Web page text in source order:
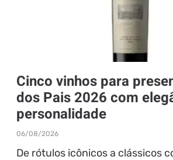
Cinco vinhos para
dos Pais 2026 com
personalidade
06/08/2026
De rótulos icônicos a clássicos